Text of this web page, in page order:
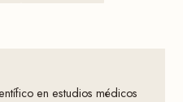
en estudios médicos